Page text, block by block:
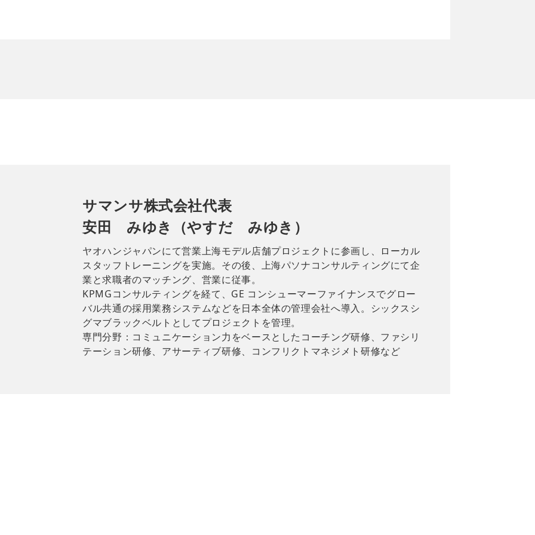
サマンサ株式会社代表
安田 みゆき（やすだ みゆき）
ヤオハンジャパンにて営業上海モデル店舗プロジェクトに参画し、ローカル
スタッフトレーニングを実施。その後、上海パソナコンサルティングにて企
業と求職者のマッチング、営業に従事。
KPMGコンサルティングを経て、GE コンシューマーファイナンスでグロー
バル共通の採用業務システムなどを日本全体の管理会社へ導入。シックスシ
グマブラックベルトとしてプロジェクトを管理。
専門分野：コミュニケーション力をベースとしたコーチング研修、ファシリ
テーション研修、アサーティブ研修、コンフリクトマネジメト研修など